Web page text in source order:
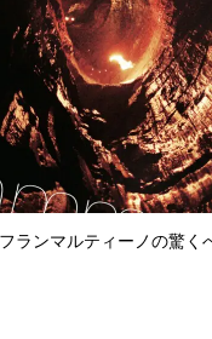
ランマルティーノの驚く